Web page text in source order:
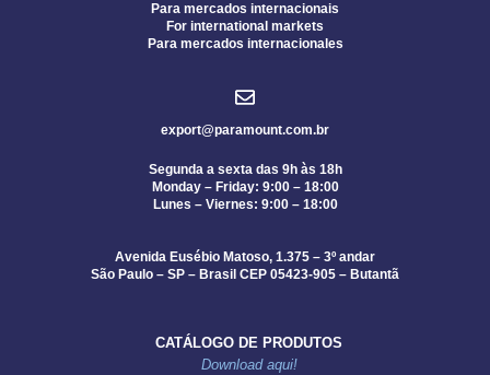
Para mercados internacionais
For international markets
Para mercados internacionales
export@paramount.com.br
Segunda a sexta das 9h às 18h
Monday – Friday: 9:00 – 18:00
Lunes – Viernes: 9:00 – 18:00
Avenida Eusébio Matoso, 1.375 – 3º andar
São Paulo – SP – Brasil CEP 05423-905 – Butantã
CATÁLOGO DE PRODUTOS
Download aqui!